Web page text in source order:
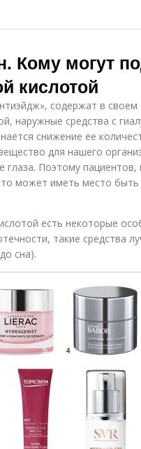
Кому могут
кислотой
содержат в своем
наружные средства с
снижение ее
для нашего
глаза. Поэтому пациентов,
может иметь место быть
есть некоторые
такие средства
сна).